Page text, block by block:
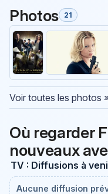
Photos 21
Voir toutes les photos
Où regarder
nouveaux
TV : Diffusions à
Aucune diffusion